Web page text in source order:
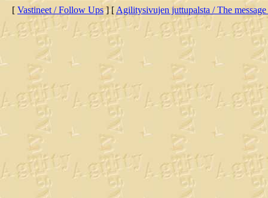
[ Vastineet / Follow Ups] [Agilitysivujen juttupalsta / The